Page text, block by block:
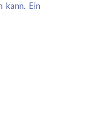
kann. Ein